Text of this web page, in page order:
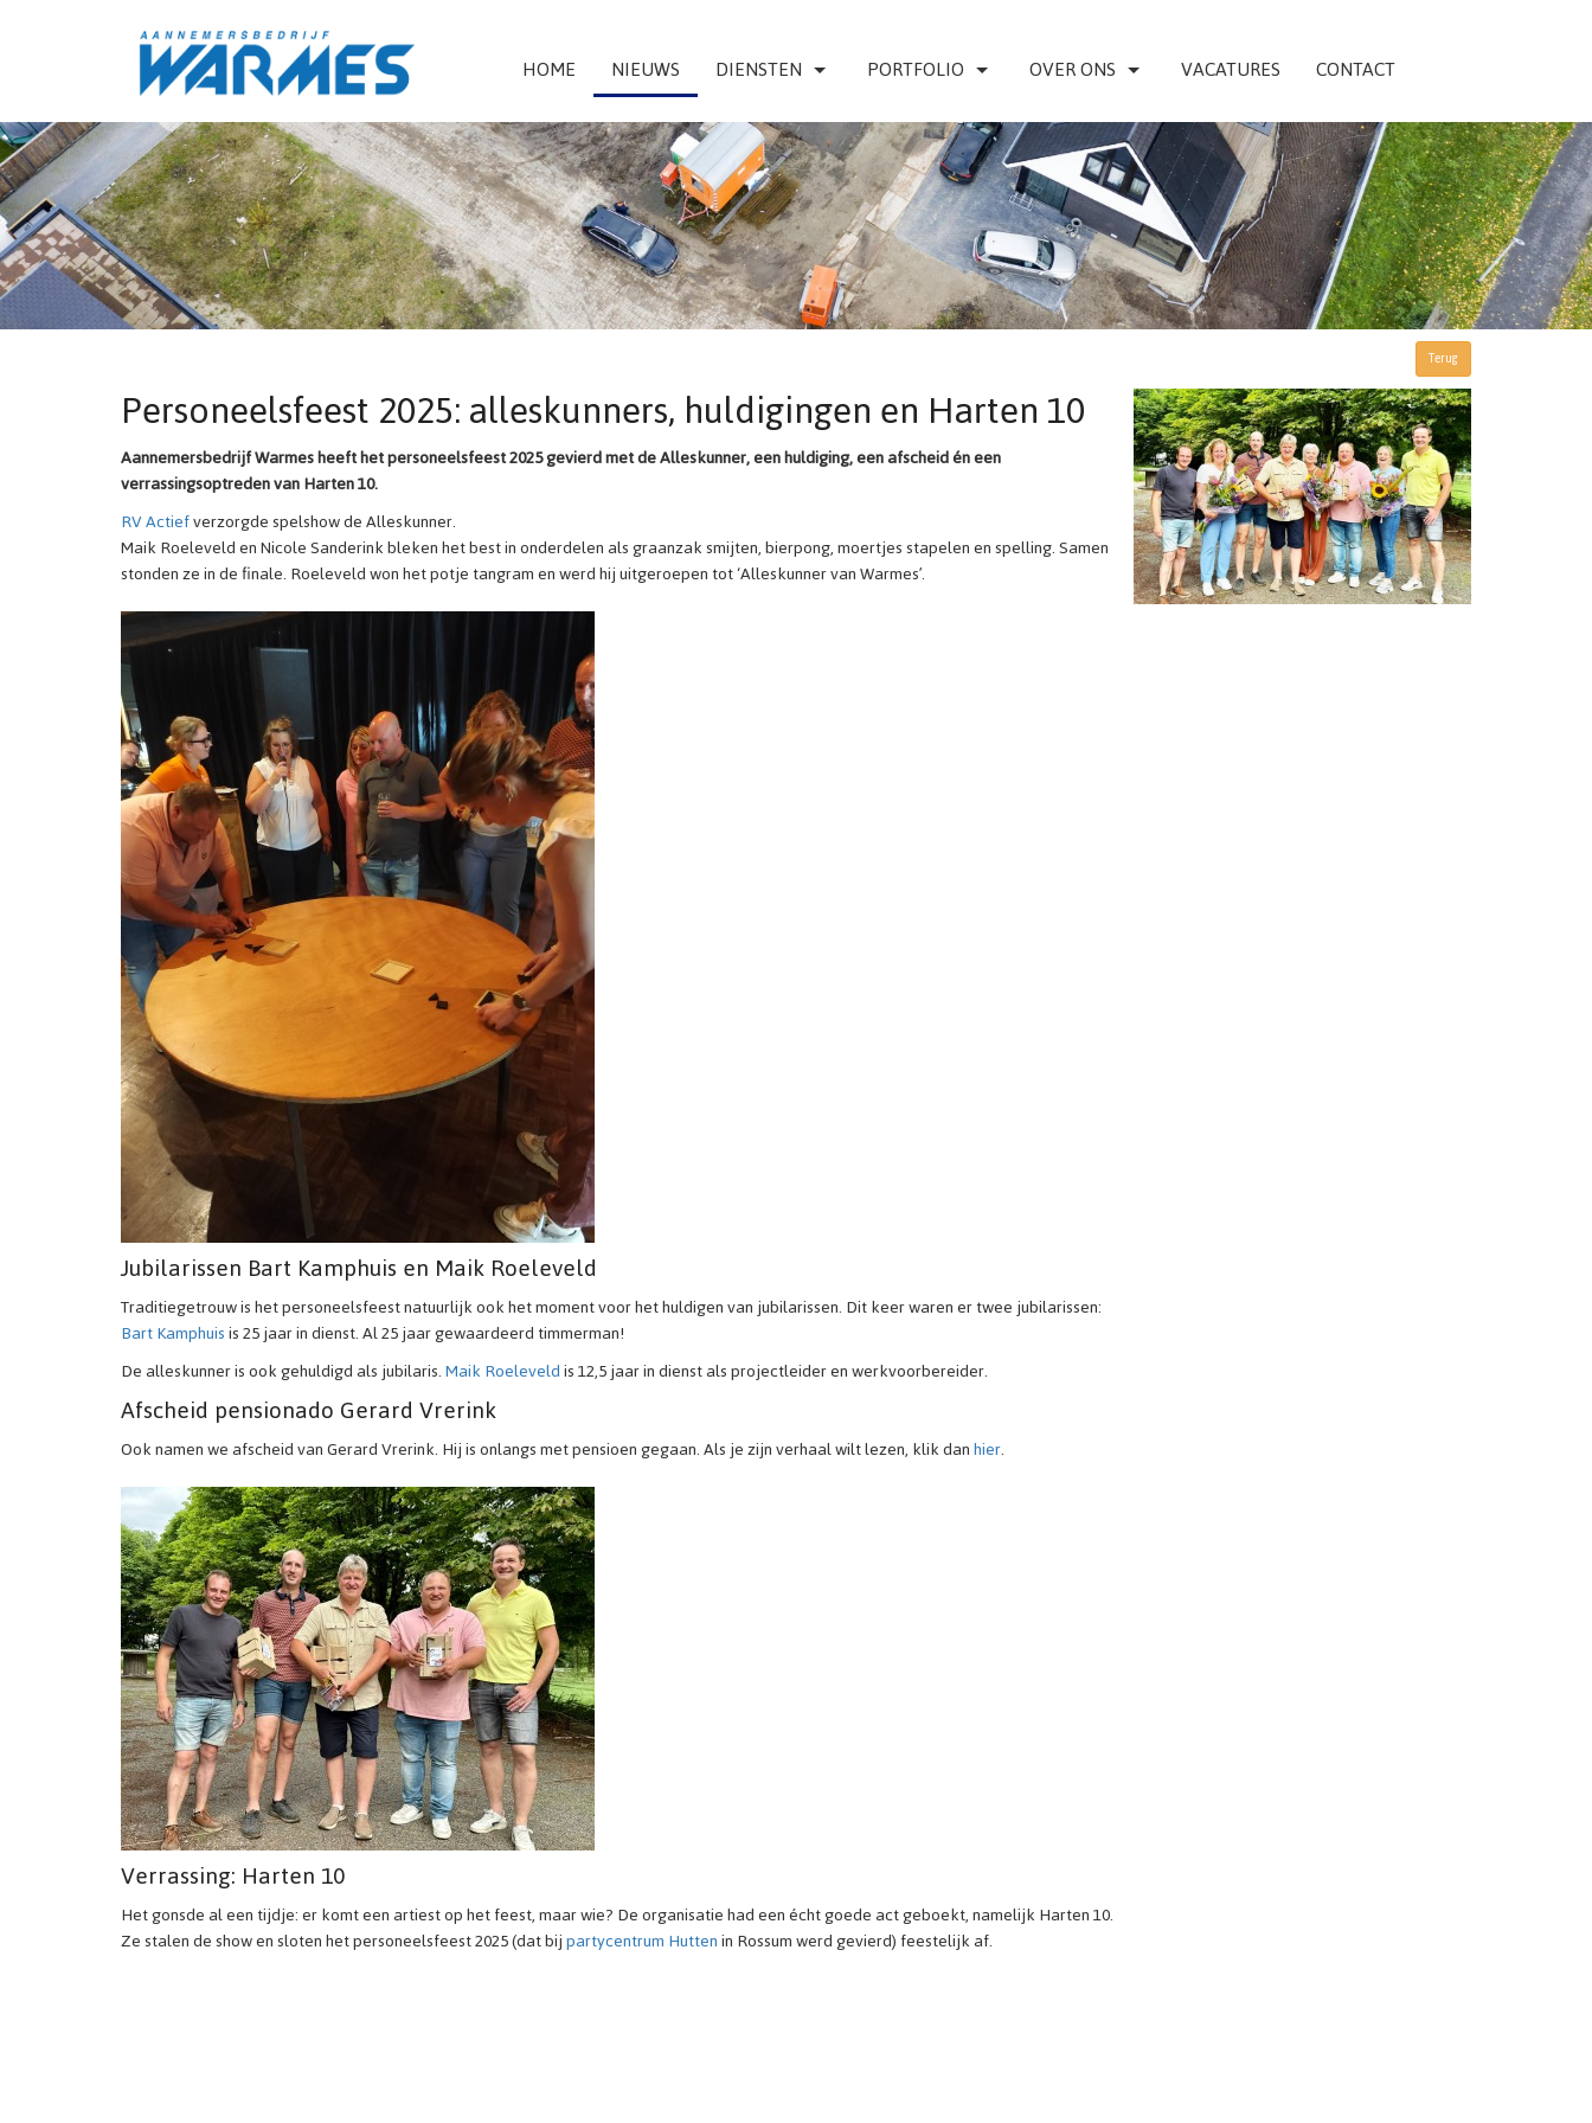
HOME NIEUWS DIENSTEN PORTFOLIO OVER ONS VACATURES CONTACT
Terug
Personeelsfeest 2025: alleskunners, huldigingen en Harten 10
Aannemersbedrijf Warmes heeft het personeelsfeest 2025 gevierd met de Alleskunner, een huldiging, een afscheid én een
verrassingsoptreden van Harten 10.
RV Actiefverzorgde spelshow de Alleskunner.
Maik Roeleveld en Nicole Sanderink bleken het best in onderdelen als graanzak smijten, bierpong, moertjes stapelen en spelling. Samen
stonden ze in de finale. Roeleveld won het potje tangram en werd hij uitgeroepen tot ‘Alleskunner van Warmes’.
Jubilarissen Bart Kamphuis en Maik Roeleveld
Traditiegetrouw is het personeelsfeest natuurlijk ook het moment voor het huldigen van jubilarissen. Dit keer waren er twee jubilarissen:
Bart Kamphuisis 25 jaar in dienst. Al 25 jaar gewaardeerd timmerman!
De alleskunner is ook gehuldigd als jubilaris.Maik Roeleveldis 12,5 jaar in dienst als projectleider en werkvoorbereider.
Afscheid pensionado Gerard Vrerink
Ook namen we afscheid van Gerard Vrerink. Hij is onlangs met pensioen gegaan. Als je zijn verhaal wilt lezen, klik danhier.
Verrassing: Harten 10
Het gonsde al een tijdje: er komt een artiest op het feest, maar wie? De organisatie had een écht goede act geboekt, namelijk Harten 10.
Ze stalen de show en sloten het personeelsfeest 2025 (dat bijpartycentrum Huttenin Rossum werd gevierd) feestelijk af.